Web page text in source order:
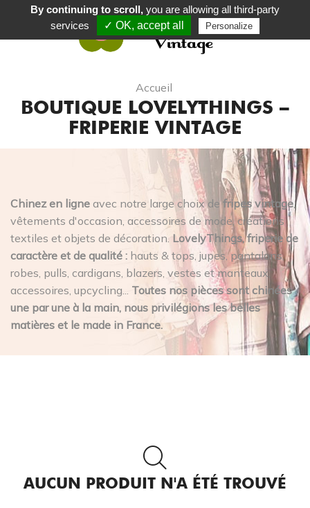
Accueil
BOUTIQUE LOVELYTHINGS –
FRIPERIE VINTAGE
Chinez en ligne avec notre large choix defripes vintage,
vêtements d'occasion, accessoires de mode, créations
textiles et objets de décoration. LovelyThings, friperie de
caractère et de qualité : hauts & tops, jupes, pantalons,
robes, pulls, cardigans, blazers, vestes et manteaux,
accessoires, upcycling... Toutes nos pièces sont chinées
une par une à la main, nous privilégions les belles
matières et le made in France.
AUCUN PRODUIT N'A ÉTÉ TROUVÉ
By continuing to scroll,you are allowing all third-party
services
✓ OK, accept all Personalize